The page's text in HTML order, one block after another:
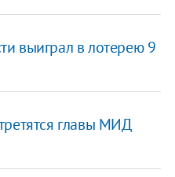
выиграл в лотерею 9
главы МИД